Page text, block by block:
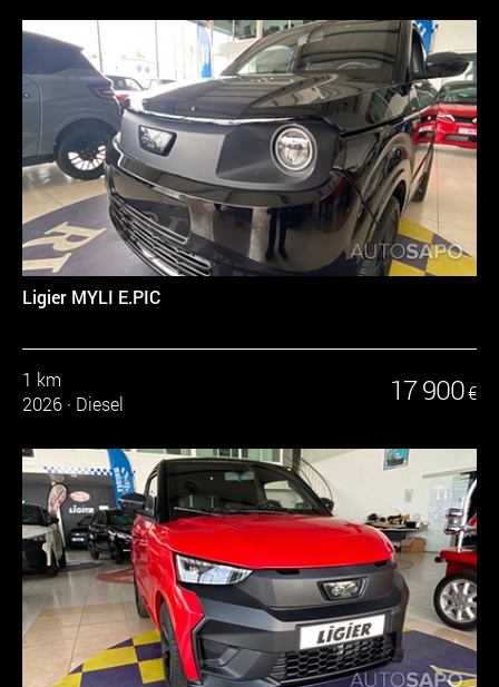
Ligier MYLI E.PIC
1 km
2026 · Diesel 17 900 €